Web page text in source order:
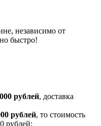
независимо от
быстро!
рублей, доставка
рублей, то стоимость
рублей;